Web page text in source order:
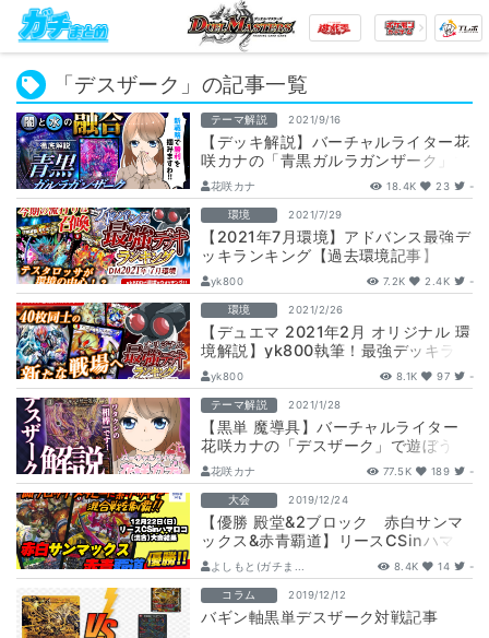
「デスザーク」の記事一覧
テーマ解説 2021/9/16
【デッキ解説】バーチャルライター花
咲カナの「青黒ガルラガンザーク」で
遊ぼう【オリジナル】
花咲カナ 18.4K 23 -
環境 2021/7/29
【2021年7月環境】アドバンス最強デ
ッキランキング【過去環境記事】
yk800 7.2K 2.4K -
環境 2021/2/26
【デュエマ 2021年2月 オリジナル 環
境解説】yk800執筆！最強デッキラン
キング！【過去環境記事】
yk800 8.1K 97 -
テーマ解説 2021/1/28
【黒単 魔導具】バーチャルライター
花咲カナの「デスザーク」で遊ぼう
【相性のいいカード デッキ解説記
事】
花咲カナ 77.5K 189 -
大会 2019/12/24
【優勝 殿堂&2ブロック 赤白サンマ
ックス&赤青覇道】リースCSinハマロ
コ(混合)
よしもと(ガチま... 8.4K 14 -
コラム 2019/12/12
バギン軸黒単デスザーク対戦記事